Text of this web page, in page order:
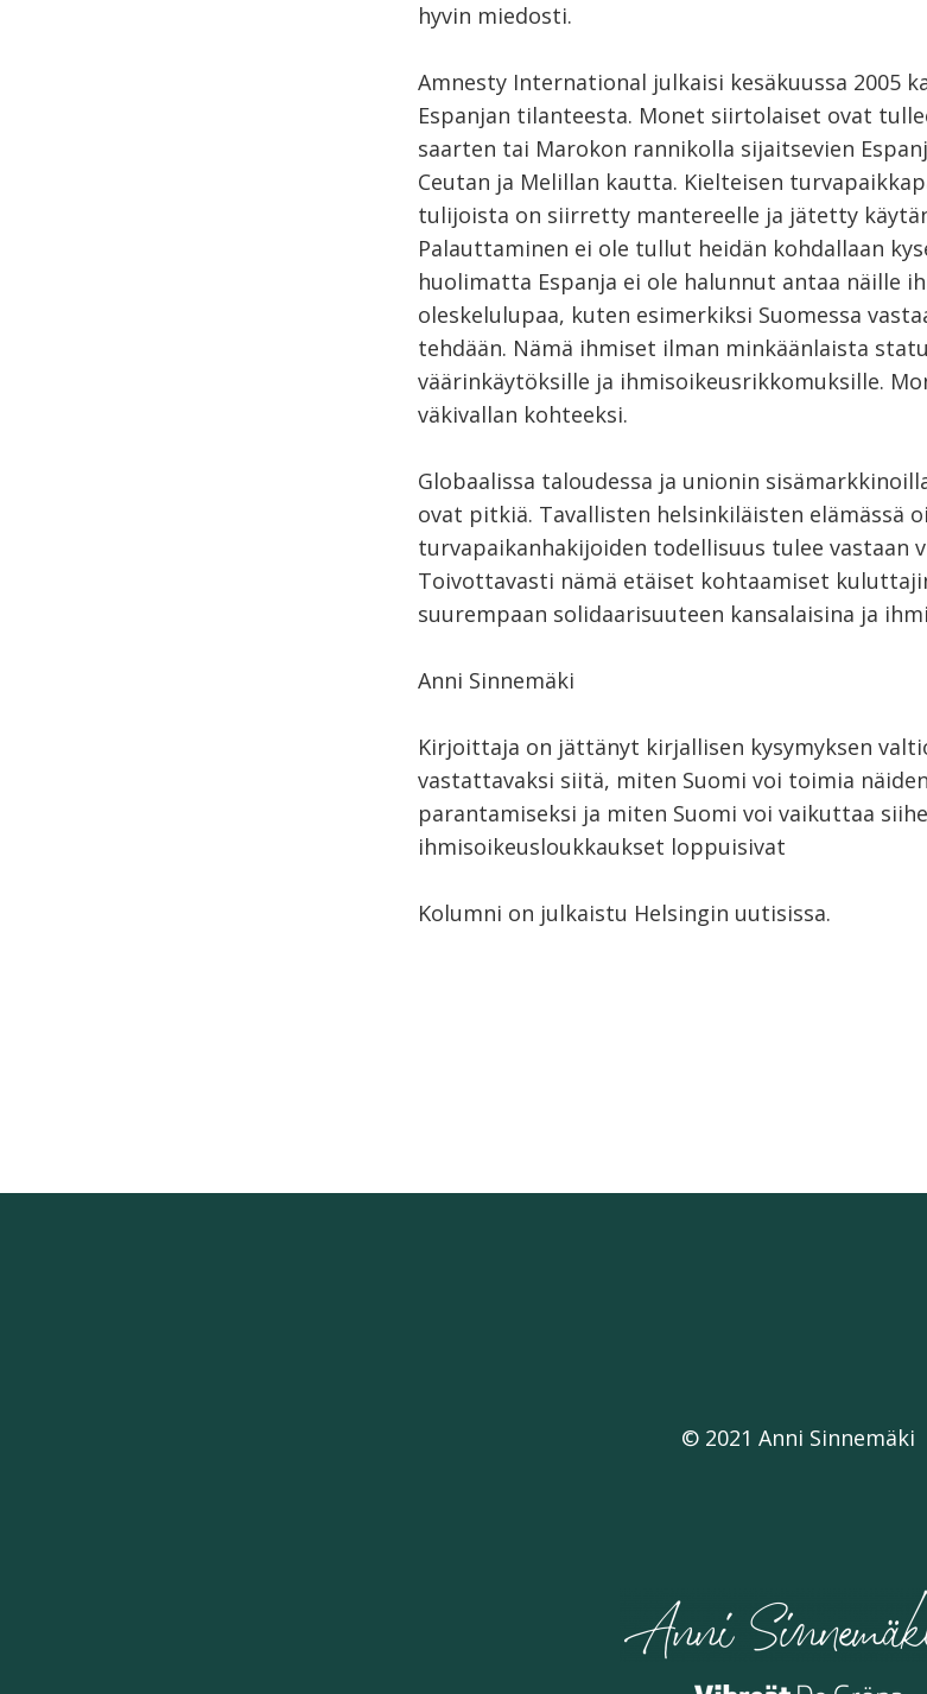
hyvin miedosti.
Amnesty International julkaisi kesäkuussa 2005
Espanjan tilanteesta. Monet siirtolaiset ovat
saarten tai Marokon rannikolla sijaitsevien
Ceutan ja Melillan kautta. Kielteisen
tulijoista on siirretty mantereelle ja jätetty
Palauttaminen ei ole tullut heidän kohdallaan
huolimatta Espanja ei ole halunnut antaa näille
oleskelulupaa, kuten esimerkiksi Suomessa
tehdään. Nämä ihmiset ilman minkäänlaista
väärinkäytöksille ja ihmisoikeusrikkomuksille.
väkivallan kohteeksi.
Globaalissa taloudessa ja unionin
ovat pitkiä. Tavallisten helsinkiläisten elämässä
turvapaikanhakijoiden todellisuus tulee vastaan
Toivottavasti nämä etäiset kohtaamiset
suurempaan solidaarisuuteen kansalaisina ja
Anni Sinnemäki
Kirjoittaja on jättänyt kirjallisen kysymyksen
vastattavaksi siitä, miten Suomi voi toimia
parantamiseksi ja miten Suomi voi vaikuttaa
ihmisoikeusloukkaukset loppuisivat
Kolumni on julkaistu Helsingin uutisissa.
© 2021 Anni Sinnemäki